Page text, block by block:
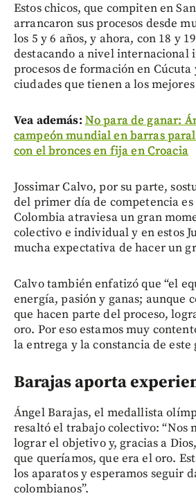
Estos chicos, que compiten en
arrancaron sus procesos desde
los 5 y 6 años, y ahora, con 18 y
destacando a nivel internacional
procesos de formación en
ciudades que tienen a los
Vea además: No para de ganar:
campeón mundial en barras
con el bronces en fija en Croacia
Jossimar Calvo, por su parte,
del primer día de competencia
Colombia atraviesa un gran
colectivo e individual y en estos
mucha expectativa de hacer un
Calvo también enfatizó que “el
energía, pasión y ganas; aunque
que hacen parte del proceso,
oro. Por eso estamos muy
la entrega y la constancia de este
Barajas aporta
Ángel Barajas, el medallista
resaltó el trabajo colectivo: “Nos
lograr el objetivo y, gracias a
que queríamos, que era el oro.
los aparatos y esperamos seguir
colombianos”.